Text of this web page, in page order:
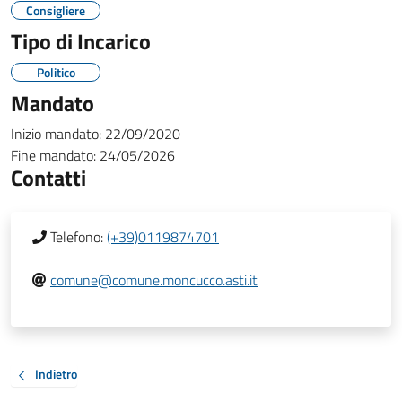
Consigliere
Tipo di Incarico
Politico
Mandato
Inizio mandato: 22/09/2020
Fine mandato: 24/05/2026
Contatti
Telefono:(+39)0119874701
comune@comune.moncucco.asti.it
Indietro